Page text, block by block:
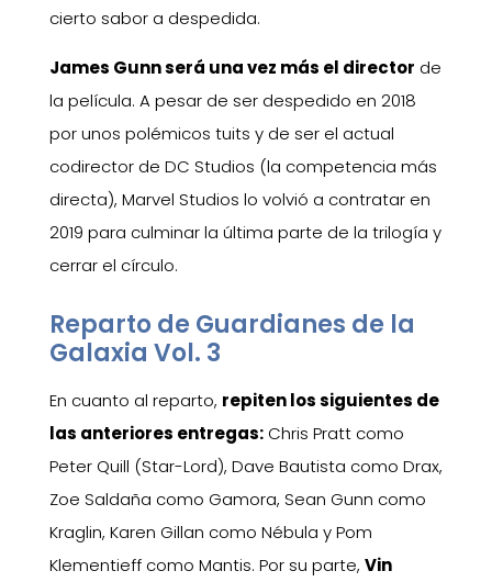
cierto sabor a despedida.
James Gunn será una vez más el director de
la película. A pesar de ser despedido en 2018
por unos polémicos tuits y de ser el actual
codirector de DC Studios (la competencia más
directa), Marvel Studios lo volvió a contratar en
2019 para culminar la última parte de la trilogía y
cerrar el círculo.
Reparto de Guardianes de la
Galaxia Vol. 3
En cuanto al reparto, repiten los siguientes de
las anteriores entregas:Chris Pratt como
Peter Quill (Star-Lord), Dave Bautista como Drax,
Zoe Saldaña como Gamora, Sean Gunn como
Kraglin, Karen Gillan como Nébula y Pom
Klementieff como Mantis. Por su parte, Vin